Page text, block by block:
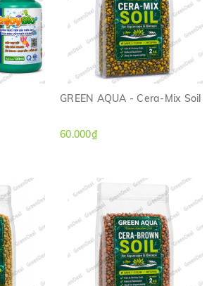
GREEN AQUA - Cera-Mix Soil
60.000₫